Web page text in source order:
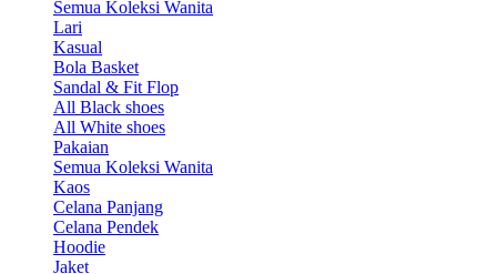
Semua Koleksi Wanita
Lari
Kasual
Bola Basket
Sandal & Fit Flop
All Black shoes
All White shoes
Pakaian
Semua Koleksi Wanita
Kaos
Celana Panjang
Celana Pendek
Hoodie
Jaket